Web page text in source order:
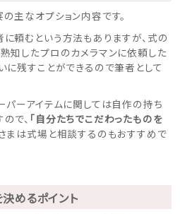
主なオプション内容です。
頼むという方法もありますが、式の
知したプロのカメラマンに依頼した
に残すことができるので筆者として
パーアイテムに関しては自作の持ち
で、 「自分たちでこだわったものを
まは式場と相談するのもおすすめで
めるポイント